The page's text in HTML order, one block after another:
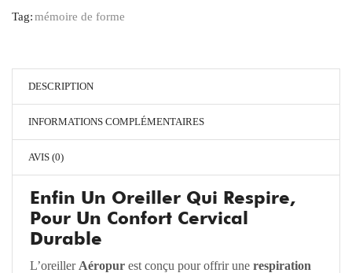
Tag:mémoire de forme
DESCRIPTION
INFORMATIONS COMPLÉMENTAIRES
AVIS (0)
Enfin Un Oreiller Qui Respire,
Pour Un Confort Cervical
Durable
L’oreiller Aéropur est conçu pour offrir unerespiration